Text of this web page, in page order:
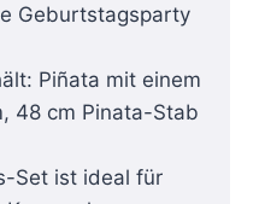
Geburtstagsparty
Piñata mit einem
48 cm Pinata-Stab
Set ist ideal für